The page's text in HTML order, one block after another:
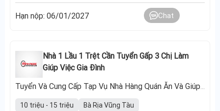
Hạn nộp: 06/01/2027 Chat
Nhà 1 Lầu 1 Trệt Cần Tuyển Gấp 3 Chị Làm
Giúp Việc Gia Đình
Tuyển Và Cung Cấp Tạp Vụ Nhà Hàng Quán Ăn Và Giúp Việc
10 triệu - 15 triệu
Bà Rịa Vũng Tàu